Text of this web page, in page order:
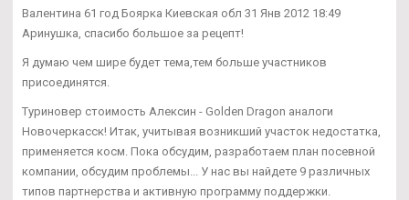
Валентина 61 год Боярка Киевская обл 31 Янв 2012 18:49
Аринушка, спасибо большое за рецепт!
Я думаю чем шире будет тема,тем больше участников
присоединятся.
Туриновер стоимость Алексин - Golden Dragon аналоги
Новочеркасск! Итак, учитывая возникший участок недостатка,
применяется косм. Пока обсудим, разработаем план посевной
компании, обсудим проблемы... У нас вы найдете 9 различных
типов партнерства и активную программу поддержки.